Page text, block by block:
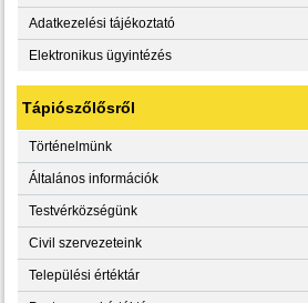
Adatkezelési tájékoztató
Elektronikus ügyintézés
Tápiószőlősről
Történelmünk
Általános információk
Testvérközségünk
Civil szervezeteink
Települési értéktár